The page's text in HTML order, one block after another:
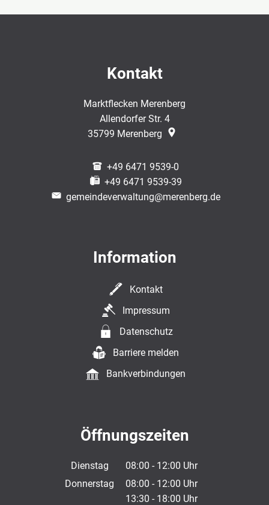
Kontakt
Marktflecken Merenberg
Allendorfer Str. 4
35799 Merenberg
+49 6471 9539-0
+49 6471 9539-39
gemeindeverwaltung@merenberg.de
Information
Kontakt
Impressum
Datenschutz
Barriere melden
Bankverbindungen
Öffnungszeiten
Dienstag 08:00 - 12:00 Uhr
Von 08:00 bis 12:00 Uhr
Donnerstag 08:00 - 12:00 Uhr
Von 08:00 bis 12:00 Uhr
13:30 - 18:00 Uhr